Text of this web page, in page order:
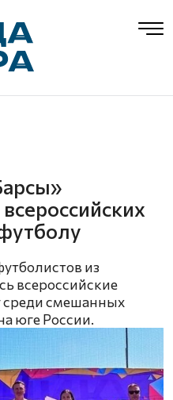
из
всероссийские
среди смешанных
юге России.